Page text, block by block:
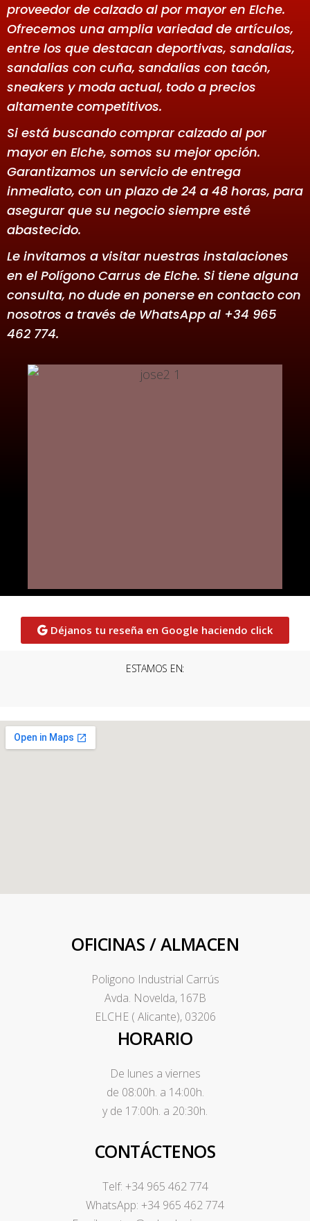
proveedor de calzado al por mayor en Elche.
Ofrecemos una amplia variedad de artículos,
entre los que destacan deportivas, sandalias,
sandalias con cuña, sandalias con tacón,
sneakers y moda actual, todo a precios
altamente competitivos.
Si está buscando comprar calzado al por
mayor en Elche, somos su mejor opción.
Garantizamos un servicio de entrega
inmediato, con un plazo de 24 a 48 horas, para
asegurar que su negocio siempre esté
abastecido.
Le invitamos a visitar nuestras instalaciones
en el Polígono Carrus de Elche. Si tiene alguna
consulta, no dude en ponerse en contacto con
nosotros a través de WhatsApp al +34 965
462 774.
Déjanos tu reseña en Google haciendo click
ESTAMOS EN:
OFICINAS / ALMACEN
Poligono Industrial Carrús
Avda. Novelda, 167B
ELCHE ( Alicante), 03206
HORARIO
De lunes a viernes
de 08:00h. a 14:00h.
y de 17:00h. a 20:30h.
CONTÁCTENOS
Telf: +34 965 462 774
WhatsApp: +34 965 462 774